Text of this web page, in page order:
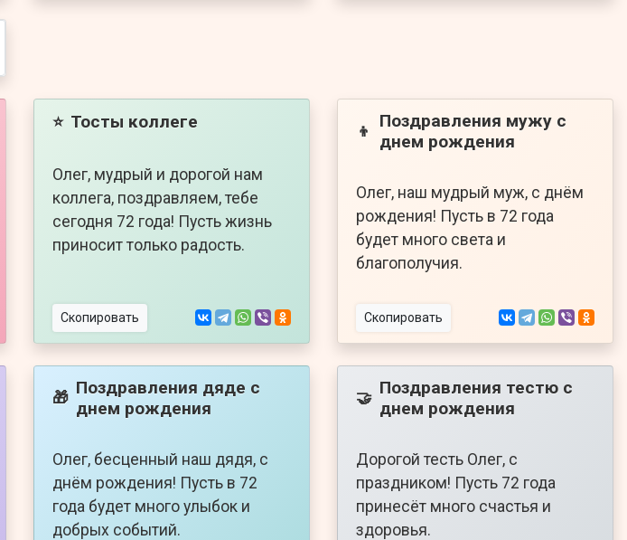
⭐ Тосты коллеге
Олег, мудрый и дорогой нам
коллега, поздравляем, тебе
сегодня 72 года! Пусть жизнь
приносит только радость.
Скопировать
👦
Поздравления мужу с
днем рождения
Олег, наш мудрый муж, с днём
рождения! Пусть в 72 года
будет много света и
благополучия.
Скопировать
🎁 Поздравления дяде с
днем рождения
Олег, бесценный наш дядя, с
днём рождения! Пусть в 72
года будет много улыбок и
добрых событий.
🤝 Поздравления тестю с
днем рождения
Дорогой тесть Олег, с
праздником! Пусть 72 года
принесёт много счастья и
здоровья.